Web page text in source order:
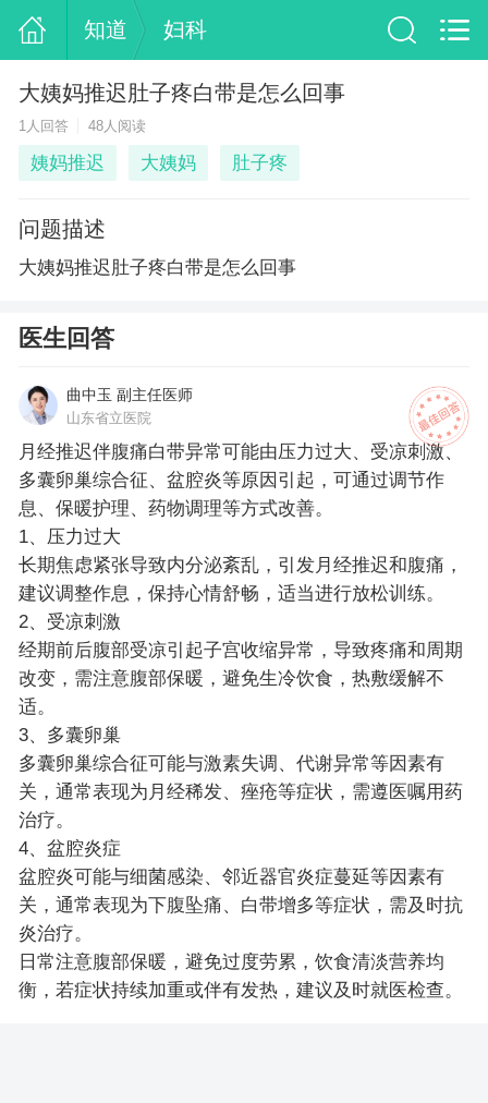
知道 妇科
大姨妈推迟肚子疼白带是怎么回事
1人回答 48人阅读
姨妈推迟 大姨妈 肚子疼
问题描述
大姨妈推迟肚子疼白带是怎么回事
医生回答
曲中玉 副主任医师
山东省立医院
月经推迟伴腹痛白带异常可能由压力过大、受凉刺激、
多囊卵巢综合征、盆腔炎等原因引起，可通过调节作
息、保暖护理、药物调理等方式改善。
1、压力过大
长期焦虑紧张导致内分泌紊乱，引发月经推迟和腹痛，
建议调整作息，保持心情舒畅，适当进行放松训练。
2、受凉刺激
经期前后腹部受凉引起子宫收缩异常，导致疼痛和周期
改变，需注意腹部保暖，避免生冷饮食，热敷缓解不
适。
3、多囊卵巢
多囊卵巢综合征可能与激素失调、代谢异常等因素有
关，通常表现为月经稀发、痤疮等症状，需遵医嘱用药
治疗。
4、盆腔炎症
盆腔炎可能与细菌感染、邻近器官炎症蔓延等因素有
关，通常表现为下腹坠痛、白带增多等症状，需及时抗
炎治疗。
日常注意腹部保暖，避免过度劳累，饮食清淡营养均
衡，若症状持续加重或伴有发热，建议及时就医检查。